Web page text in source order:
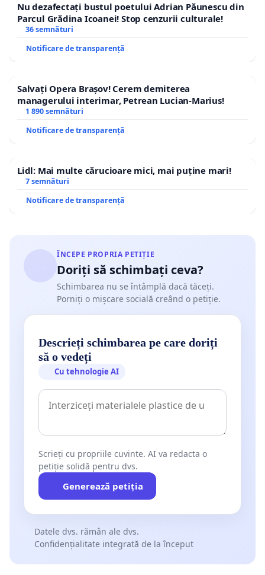
Nu dezafectați bustul poetului Adrian Păunescu din
Parcul Grădina Icoanei! Stop cenzurii culturale!
36 semnături
Notificare de transparență
Salvați Opera Brașov! Cerem demiterea
managerului interimar, Petrean Lucian-Marius!
1 890 semnături
Notificare de transparență
Lidl: Mai multe cărucioare mici, mai puține mari!
7 semnături
Notificare de transparență
ÎNCEPE PROPRIA PETIȚIE
Doriți să schimbați ceva?
Schimbarea nu se întâmplă dacă tăceți.
Porniți o mișcare socială creând o petiție.
Descrieți schimbarea pe care doriți
să o vedeți
Cu tehnologie AI
Scrieți cu propriile cuvinte. AI va redacta o
petiție solidă pentru dvs.
Generează petiția
Datele dvs. rămân ale dvs.
Confidențialitate integrată de la început